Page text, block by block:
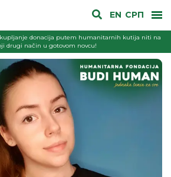
EN СРП
donacija putem humanitarnih kutija niti na
drugi način u gotovom novcu!